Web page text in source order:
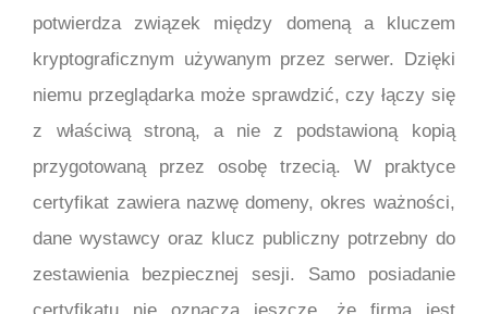
potwierdza związek między domeną a kluczem
kryptograficznym używanym przez serwer. Dzięki
niemu przeglądarka może sprawdzić, czy łączy się
z właściwą stroną, a nie z podstawioną kopią
przygotowaną przez osobę trzecią. W praktyce
certyfikat zawiera nazwę domeny, okres ważności,
dane wystawcy oraz klucz publiczny potrzebny do
zestawienia bezpiecznej sesji. Samo posiadanie